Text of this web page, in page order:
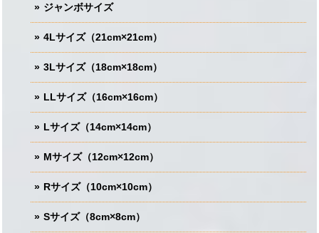
ジャンボサイズ
4Lサイズ（21cm×21cm）
3Lサイズ（18cm×18cm）
LLサイズ（16cm×16cm）
Lサイズ（14cm×14cm）
Mサイズ（12cm×12cm）
Rサイズ（10cm×10cm）
Sサイズ（8cm×8cm）